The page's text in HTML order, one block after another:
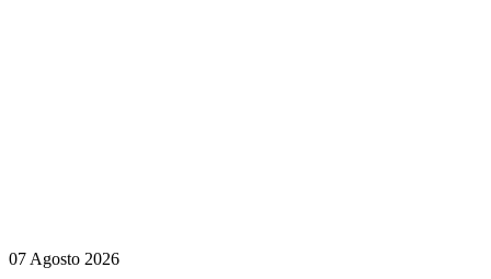
07 Agosto 2026